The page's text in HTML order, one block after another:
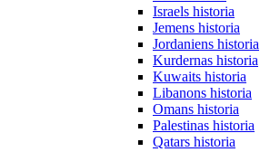
Israels historia
Jemens historia
Jordaniens historia
Kurdernas historia
Kuwaits historia
Libanons historia
Omans historia
Palestinas historia
Qatars historia